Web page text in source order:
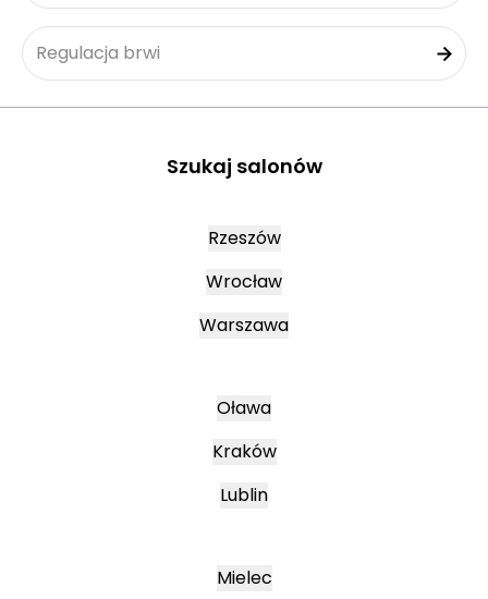
Regulacja brwi
Szukaj salonów
Rzeszów
Wrocław
Warszawa
Oława
Kraków
Lublin
Mielec